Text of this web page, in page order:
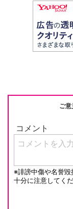
ご意